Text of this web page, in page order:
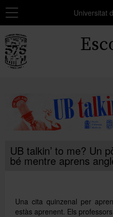
MATRÍCULA
dels
grups
seleccionats
has
seleccionat
Afegir més grups
Navegació Universitat
Formació
UB talkin’ to me? Un
bé mentre aprens
Una cita quinzenal per
estàs aprenent. Els